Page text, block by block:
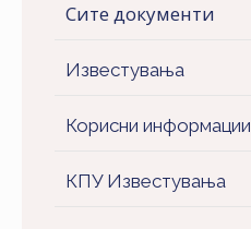
Сите документи
Известувања
Корисни информации
КПУ Известувања